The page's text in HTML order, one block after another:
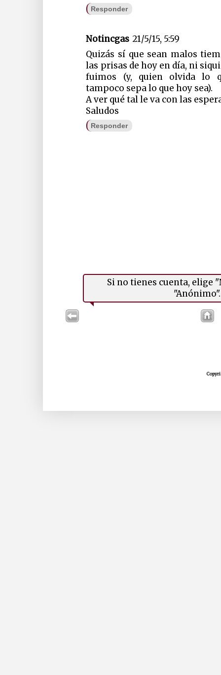
Responder
Notincgas 21/5/15, 5:59
Quizás sí que sean malos
las prisas de hoy en día, ni
fuimos (y, quien olvida lo
tampoco sepa lo que hoy sea).
A ver qué tal le va con las
Saludos
Responder
Si no tienes cuenta, elige
"Anónimo".